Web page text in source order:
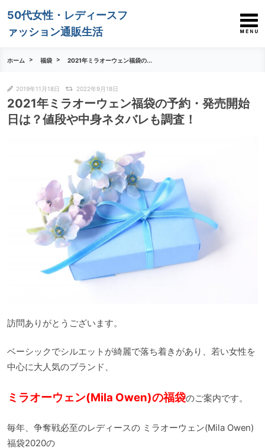
50代女性・レディースフ
ァッション通販生活
ホーム 福袋 2021年ミラオーウェン福袋の...
2019年11月18日 2022年9月18日
2021年ミラオーウェン福袋の予約・発売開始
日は？値段や中身ネタバレも調査！
訪問ありがとうございます。
ベーシックでシルエットが綺麗で落ち着きがあり、若い女性を
中心に大人気のブランド、
ミラオーウェン(Mila Owen)の福袋のご案内です。
毎年、争奪戦必至のレディースの ミラオーウェン(Mila Owen)
福袋2020の